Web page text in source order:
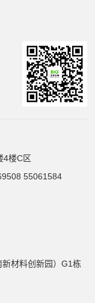
4楼C区
55061584
材料创新园）G1栋